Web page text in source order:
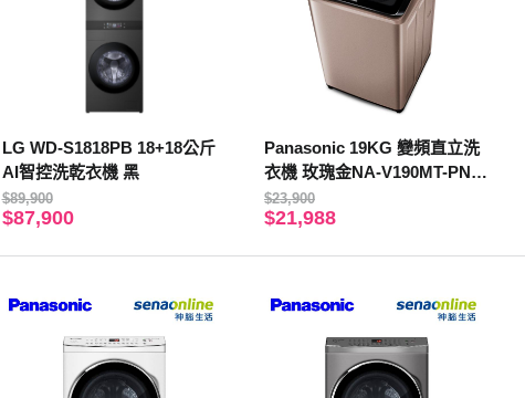
LG WD-S1818PB 18+18公斤
AI智控洗乾衣機 黑
$89,900
$87,900
Panasonic 19KG 變頻直立洗
衣機 玫瑰金NA-V190MT-PN
【贈基本安裝】
$23,900
$21,988